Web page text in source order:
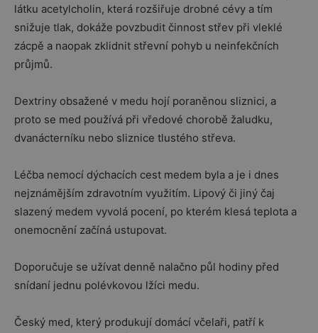
látku acetylcholin, která rozšiřuje drobné cévy a tím
snižuje tlak, dokáže povzbudit činnost střev při vleklé
zácpě a naopak zklidnit střevní pohyb u neinfekčních
průjmů.
Dextriny obsažené v medu hojí poraněnou sliznici, a
proto se med používá při vředové chorobě žaludku,
dvanácterníku nebo sliznice tlustého střeva.
Léčba nemocí dýchacích cest medem byla a je i dnes
nejznámějším zdravotním využitím. Lipový či jiný čaj
slazený medem vyvolá pocení, po kterém klesá teplota a
onemocnění začíná ustupovat.
Doporučuje se užívat denně nalačno půl hodiny před
snídaní jednu polévkovou lžíci medu.
Český med, který produkují domácí včelaři, patří k